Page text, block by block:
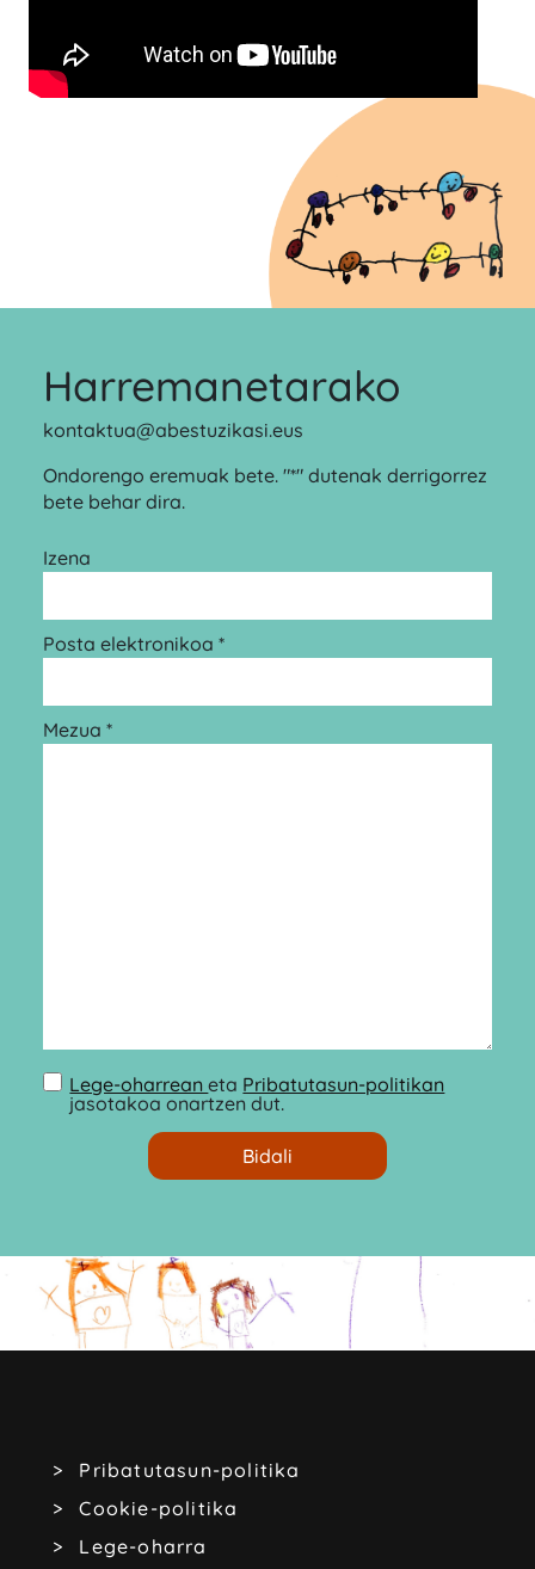
Harremanetarako
kontaktua@abestuzikasi.eus
Ondorengo eremuak bete. "*" dutenak derrigorrez
bete behar dira.
Izena
Posta elektronikoa *
Mezua *
Lege-oharreaneta Pribatutasun-politikan
jasotakoa onartzen dut.
Pribatutasun-politika
Cookie-politika
Lege-oharra